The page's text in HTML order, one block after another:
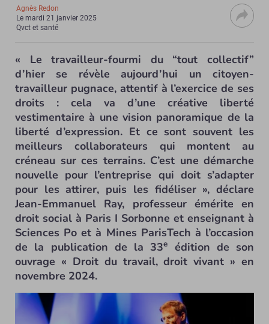
Agnès Redon
Lemardi 21 janvier 2025
Qvct et santé
« Le travailleur-fourmi du “tout collectif”
d’hier se révèle aujourd’hui un citoyen-
travailleur pugnace, attentif à l’exercice de ses
droits : cela va d’une créative liberté
vestimentaire à une vision panoramique de la
liberté d’expression. Et ce sont souvent les
meilleurs collaborateurs qui montent au
créneau sur ces terrains. C’est une démarche
nouvelle pour l’entreprise qui doit s’adapter
pour les attirer, puis les fidéliser », déclare
Jean-Emmanuel Ray, professeur émérite en
droit social à Paris I Sorbonne et enseignant à
Sciences Po et à Mines ParisTech à l’occasion
de la publication de la 33e
édition de son
ouvrage « Droit du travail, droit vivant » en
novembre 2024.